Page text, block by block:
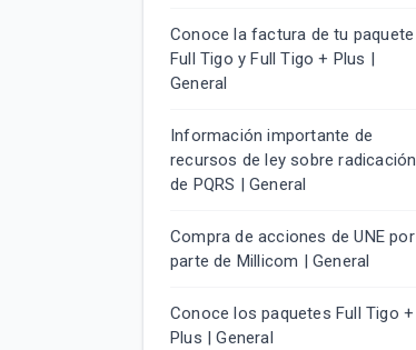
Conoce la factura de tu paquete
Full Tigo y Full Tigo + Plus |
General
Información importante de
recursos de ley sobre radicación
de PQRS | General
Compra de acciones de UNE por
parte de Millicom | General
Conoce los paquetes Full Tigo +
Plus | General